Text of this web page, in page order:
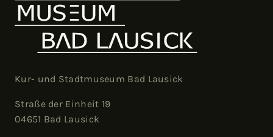
Kur- und Stadtmuseum Bad Lausick
Straße der Einheit 19
04651 Bad Lausick